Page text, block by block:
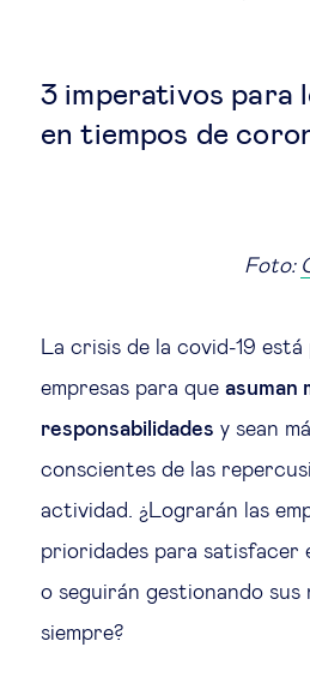
Liderazgo
Innovación y
Datos &
Educación
3 imperativos para
en tiempos de
Foto:
La crisis de la covid-19 está
empresas para que asuman
responsabilidades y sean
conscientes de las
actividad. ¿Lograrán las
prioridades para satisfacer
o seguirán gestionando sus
siempre?